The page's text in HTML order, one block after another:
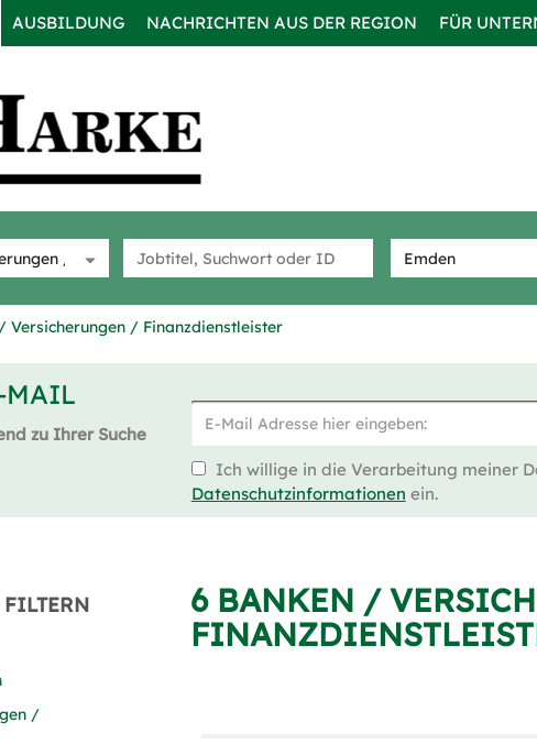
AUSBILDUNG NACHRICHTEN AUS DER REGION FÜR
Versicherungen / Finanzdienstleister
MAIL
zu Ihrer Suche
Ich willige in die Verarbeitung meiner
Datenschutzinformationen ein.
FILTERN
/
6 BANKEN /